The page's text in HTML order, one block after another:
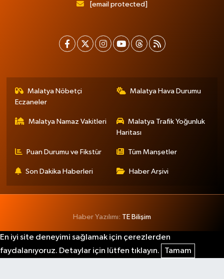
[email protected]
Malatya Nöbetçi
Eczaneler
Malatya Hava Durumu
Malatya Namaz Vakitleri
Malatya Trafik Yoğunluk
Haritası
Puan Durumu ve Fikstür Tüm Manşetler
Son Dakika Haberleri Haber Arşivi
Haber Yazılımı: TE Bilişim
En iyi site deneyimi sağlamak için çerezlerden
faydalanıyoruz. Detaylar için lütfen tıklayın.
Tamam